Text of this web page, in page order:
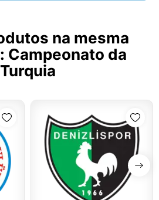
na mesma
Campeonato da
Turquia